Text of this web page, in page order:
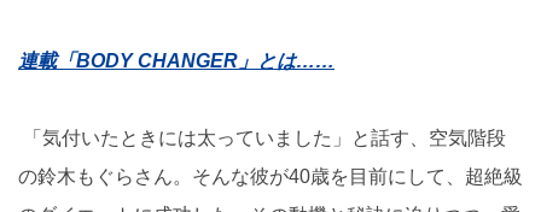
連載「BODY CHANGER」とは……
「気付いたときには太っていました」と話す、空気階段
の鈴木もぐらさん。そんな彼が40歳を目前にして、超絶級